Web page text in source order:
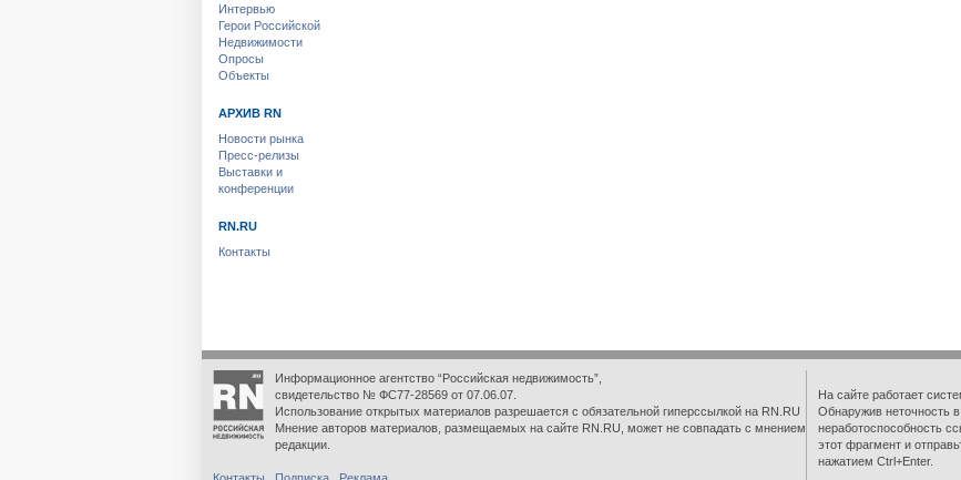
Интервью
Герои Российской
Недвижимости
Опросы
Объекты
АРХИВ RN
Новости рынка
Пресс-релизы
Выставки и
конференции
RN.RU
Контакты
Информационное агентство “Российская недвижимость”,
свидетельство № ФС77-28569 от 07.06.07.
Использование открытых материалов разрешается с обязательной гиперссылкой на RN.RU
Мнение авторов материалов, размещаемых на сайте RN.RU, может не совпадать с мнением
редакции.
На сайте работает
Обнаружив неточность в
неработоспособность
этот фрагмент и
нажатием Ctrl+Enter.